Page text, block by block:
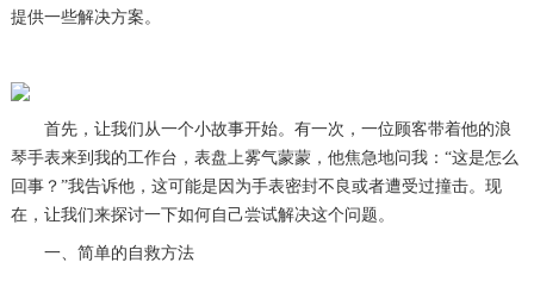
提供一些解决方案。
首先，让我们从一个小故事开始。有一次，一位顾客带着他的浪
琴手表来到我的工作台，表盘上雾气蒙蒙，他焦急地问我：“这是怎么
回事？”我告诉他，这可能是因为手表密封不良或者遭受过撞击。现
在，让我们来探讨一下如何自己尝试解决这个问题。
一、简单的自救方法